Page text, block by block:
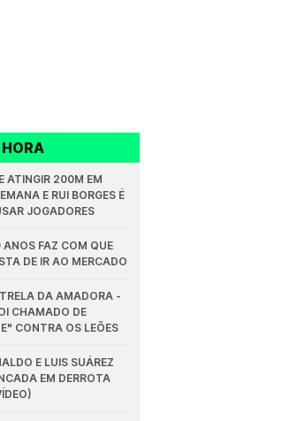
ATINGIR 200M EM
E RUI BORGES É
JOGADORES
ANOS FAZ COM QUE
DE IR AO MERCADO
DA AMADORA -
CHAMADO DE
CONTRA OS LEÕES
E LUIS SUÁREZ
EM DERROTA